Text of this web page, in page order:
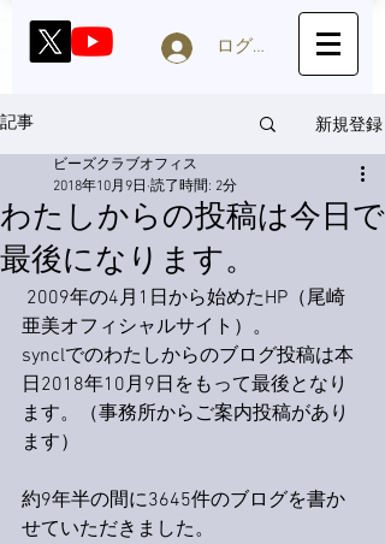
ログイン
記事 新規登録
わたしからの投稿は今日で
最後になります。
ビーズクラブオフィス
2018年10月9日 読了時間: 2分
亜美オフィシャルサイト）。
synclでのわたしからのブログ投稿は本
日2018年10月9日をもって最後となり
ます。（事務所からご案内投稿があり
ます）
約9年半の間に3645件のブログを書か
せていただきました。